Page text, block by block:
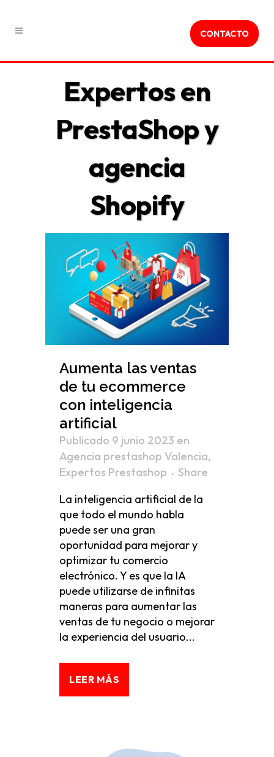
CONTACTO
Expertos en
PrestaShop y
agencia
Shopify
Aumenta las ventas
de tu ecommerce
con inteligencia
artificial
Publicado 9 junio 2023 en
Agencia prestashop Valencia,
Expertos Prestashop
Share
La inteligencia artificial de la
que todo el mundo habla
puede ser una gran
oportunidad para mejorar y
optimizar tu comercio
electrónico. Y es que la IA
puede utilizarse de infinitas
maneras para aumentar las
ventas de tu negocio o mejorar
la experiencia del usuario...
LEER MÁS